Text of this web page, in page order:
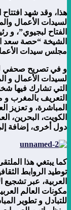
هذا، وقد شهد افتتاح
لسيدات الأعمال
الفتاح لبجيوي”، و
الشيخة “حصة سعد
مجلس سيدات
و في تصريح صحفي
لسيدات الأعمال و
التي تشارك فيها
التعريف بالمغرب و
المباشرة، و تعزيز
الكويت، البحرين،
دول أخرى، إضافة
كما يبتغي هذا
توطيد الروابط
العربية، عبر تشجيع
مكونات العالم
للتبادل و تطوير